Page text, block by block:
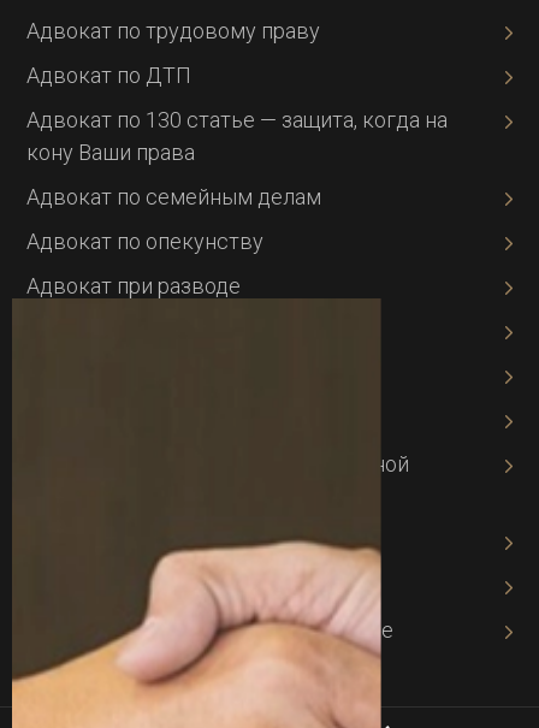
Адвокат по трудовому праву
Адвокат по ДТП
Адвокат по 130 статье — защита, когда на
кону Ваши права
Адвокат по семейным делам
Адвокат по опекунству
Адвокат при разводе
Адвокат по защите интеллектуальной
Адвокат по авторскому праву
Адвокат по хозяйственному праву
Адвокат в хозяйственном процессе